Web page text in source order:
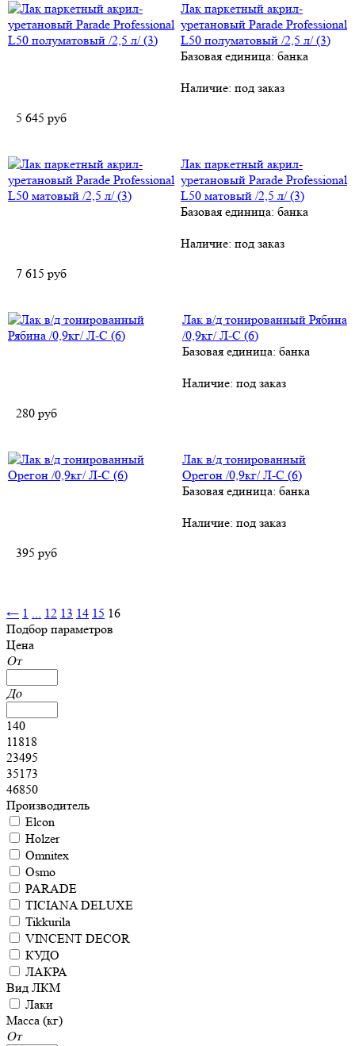
Лак паркетный акрил-
уретановый Parade Professional
L50 полуматовый /2,5 л/ (3)
Базовая единица: банка
Наличие: под заказ
5 645 руб
Лак паркетный акрил-
уретановый Parade Professional
L50 матовый /2,5 л/ (3)
Базовая единица: банка
Наличие: под заказ
7 615 руб
Лак в/д тонированный Рябина
/0,9кг/ Л-С (6)
Базовая единица: банка
Наличие: под заказ
280 руб
Лак в/д тонированный
Орегон /0,9кг/ Л-С (6)
Базовая единица: банка
Наличие: под заказ
395 руб
← 1 ... 12 13 14 15 16
Подбор параметров
Цена
От
До
140
11818
23495
35173
46850
Производитель
Elcon
Holzer
Omnitex
Osmo
PARADE
TICIANA DELUXE
Tikkurila
VINCENT DECOR
КУДО
ЛАКРА
Вид ЛКМ
Лаки
Масса (кг)
От